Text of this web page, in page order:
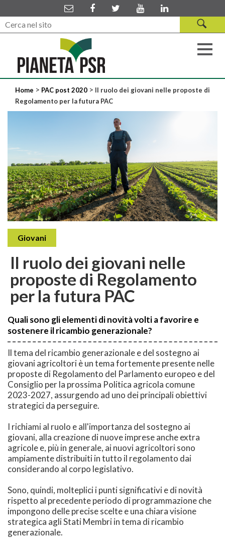
Home > PAC post 2020 > Il ruolo dei giovani nelle proposte di
Regolamento per la futura PAC
Giovani
Il ruolo dei giovani nelle
proposte di Regolamento
per la futura PAC
Quali sono gli elementi di novità volti a favorire e
sostenere il ricambio generazionale?
Il tema del ricambio generazionale e del sostegno ai
giovani agricoltori è un tema fortemente presente nelle
proposte di Regolamento del Parlamento europeo e del
Consiglio per la prossima Politica agricola comune
2023-2027, assurgendo ad uno dei principali obiettivi
strategici da perseguire.
I richiami al ruolo e all'importanza del sostegno ai
giovani, alla creazione di nuove imprese anche extra
agricole e, più in generale, ai nuovi agricoltori sono
ampiamente distribuiti in tutto il regolamento dai
considerando al corpo legislativo.
Sono, quindi, molteplici i punti significativi e di novità
rispetto al precedente periodo di programmazione che
impongono delle precise scelte e una chiara visione
strategica agli Stati Membri in tema di ricambio
generazionale.